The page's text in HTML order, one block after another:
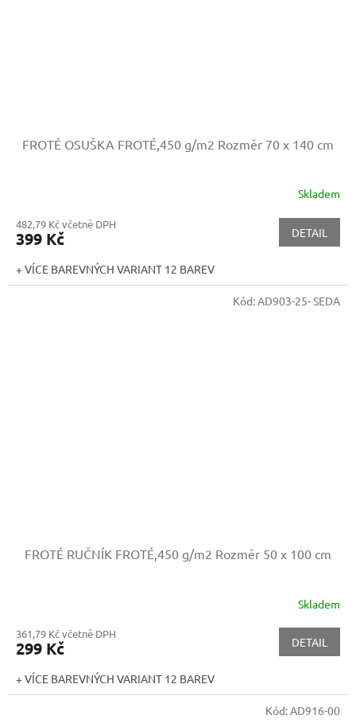
FROTÉ OSUŠKA FROTÉ,450 g/m2 Rozměr 70 x 140 cm
Skladem
482,79 Kč včetně DPH
399 Kč DETAIL
+ VÍCE BAREVNÝCH VARIANT 12 BAREV
FROTÉ RUČNÍK FROTÉ,450 g/m2 Rozměr 50 x 100 cm
Skladem
361,79 Kč včetně DPH
299 Kč DETAIL
+ VÍCE BAREVNÝCH VARIANT 12 BAREV
Kód:AD903-25- SEDA
Kód:AD916-00